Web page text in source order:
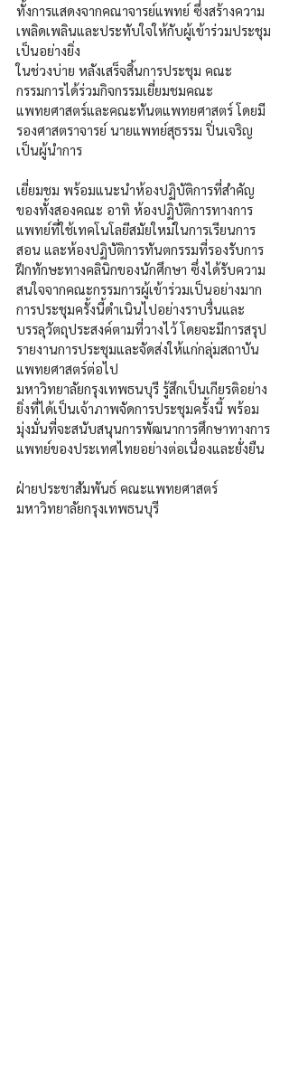
ทั้งการแสดงจากคณาจารย์แพทย์ ซึ่งสร้างความ
เพลิดเพลินและประทับใจให้กับผู้เข้าร่วมประชุม
เป็นอย่างยิ่ง
ในช่วงบ่าย หลังเสร็จสิ้นการประชุม คณะ
กรรมการได้ร่วมกิจกรรมเยี่ยมชมคณะ
แพทยศาสตร์และคณะทันตแพทยศาสตร์ โดยมี
รองศาสตราจารย์ นายแพทย์สุธรรม ปิ่นเจริญ
เป็นผู้นำการ
เยี่ยมชม พร้อมแนะนำห้องปฏิบัติการที่สำคัญ
ของทั้งสองคณะ อาทิ ห้องปฏิบัติการทางการ
แพทย์ที่ใช้เทคโนโลยีสมัยใหม่ในการเรียนการ
สอน และห้องปฏิบัติการทันตกรรมที่รองรับการ
ฝึกทักษะทางคลินิกของนักศึกษา ซึ่งได้รับความ
สนใจจากคณะกรรมการผู้เข้าร่วมเป็นอย่างมาก
การประชุมครั้งนี้ดำเนินไปอย่างราบรื่นและ
บรรลุวัตถุประสงค์ตามที่วางไว้ โดยจะมีการสรุป
รายงานการประชุมและจัดส่งให้แก่กลุ่มสถาบัน
แพทยศาสตร์ต่อไป
มหาวิทยาลัยกรุงเทพธนบุรี รู้สึกเป็นเกียรติอย่าง
ยิ่งที่ได้เป็นเจ้าภาพจัดการประชุมครั้งนี้ พร้อม
มุ่งมั่นที่จะสนับสนุนการพัฒนาการศึกษาทางการ
แพทย์ของประเทศไทยอย่างต่อเนื่องและยั่งยืน
ฝ่ายประชาสัมพันธ์ คณะแพทยศาสตร์
มหาวิทยาลัยกรุงเทพธนบุรี